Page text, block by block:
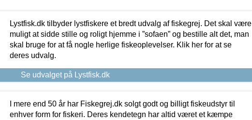
Lystfisk.dk tilbyder lystfiskere et bredt udvalg af fiskegrej. Det skal være
muligt at sidde stille og roligt hjemme i ”sofaen” og bestille alt det, man
skal bruge for at få nogle herlige fiskeoplevelser. Klik her for at se
deres udvalg.
Se udvalget på Lystfisk.dk
I mere end 50 år har Fiskegrej.dk solgt godt og billigt fiskeudstyr til
enhver form for fiskeri. Deres kendetegn har altid været et kæmpe